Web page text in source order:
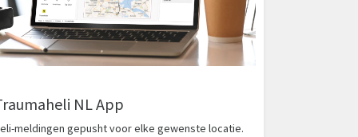
NL App
meldingen gepusht voor elke gewenste locatie.